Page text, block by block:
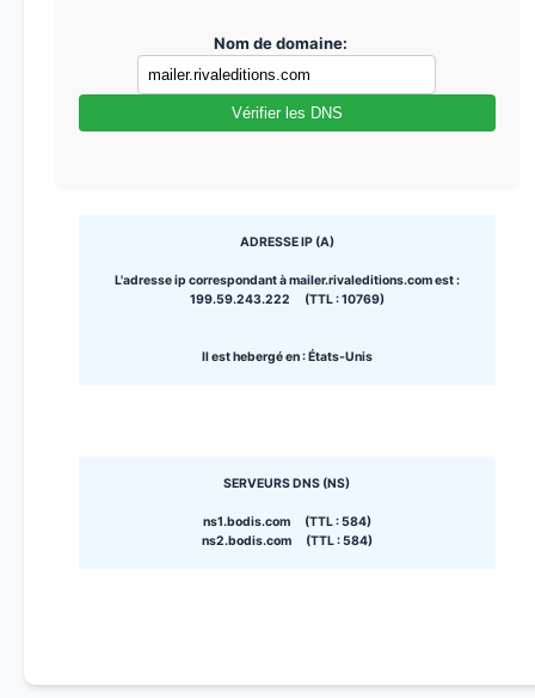
Nom de domaine:
Vérifier les DNS
ADRESSE IP (A)
L'adresse ip correspondant à mailer.rivaleditions.com est :
199.59.243.222 (TTL : 10769)
Il est hebergé en : États-Unis
SERVEURS DNS (NS)
ns1.bodis.com (TTL : 584)
ns2.bodis.com (TTL : 584)